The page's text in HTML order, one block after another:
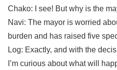
Chako: I see! But why is the
Navi: The mayor is worried
burden and has raised five
Log: Exactly, and with the
I’m curious about what will